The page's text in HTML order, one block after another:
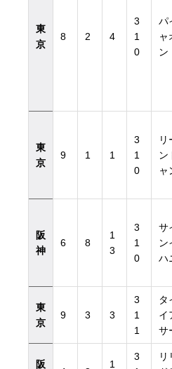
東
京
8 2 4
3
1
0
パ
ャ
ン
東
京
9 1 1
3
1
0
リ
ン
ャ
阪
神
6 8
1
3
3
1
0
サ
ン
ハ
東
京
9 3 3
3
1
1
タ
イ
サ
阪 1
3
リ